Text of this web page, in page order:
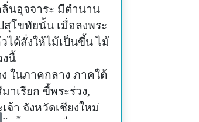
นอุจจาระ มีตำนาน
สุโขทัยนั้น เมื่อลงพระ
ได้สั่งให้ไม้เป็นขึ้น ไม้
งนี้
ในภาคกลาง ภาคใต้
าเรียก ขี้พระร่วง,
จ้า จังหวัดเชียงใหม่